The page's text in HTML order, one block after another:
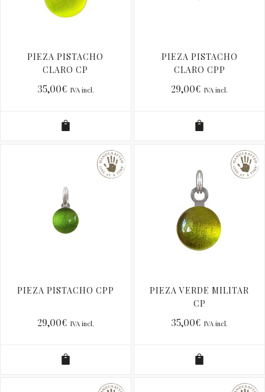
PIEZA PISTACHO
CLARO CP
35,00€ IVA incl.
PIEZA PISTACHO
CLARO CPP
29,00€ IVA incl.
PIEZA PISTACHO CPP
29,00€ IVA incl.
PIEZA VERDE MILITAR
CP
35,00€ IVA incl.